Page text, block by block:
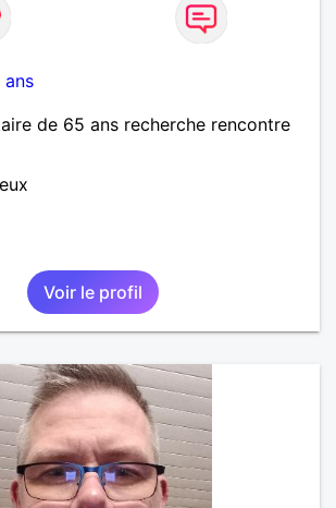
ans
de 65 ans recherche rencontre
Voir le profil